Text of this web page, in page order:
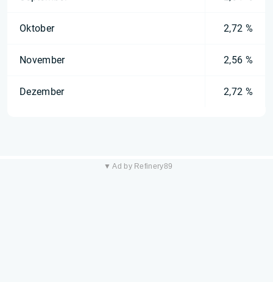
Oktober 2,72 %
November 2,56 %
Dezember 2,72 %
▼ Ad by Refinery89